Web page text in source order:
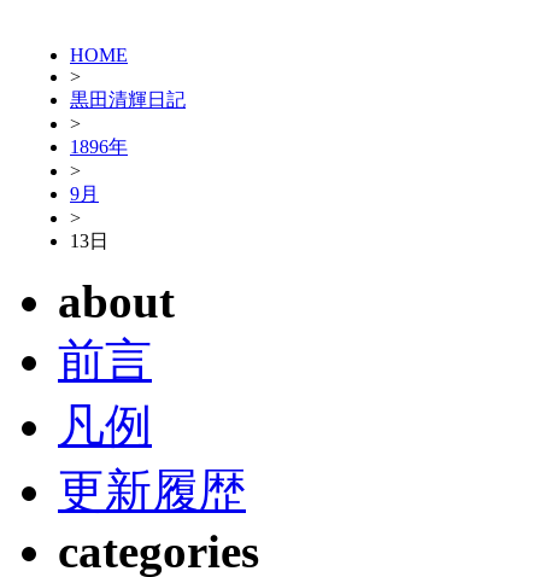
HOME
>
黒田清輝日記
>
1896年
>
9月
>
13日
about
前言
凡例
更新履歴
categories